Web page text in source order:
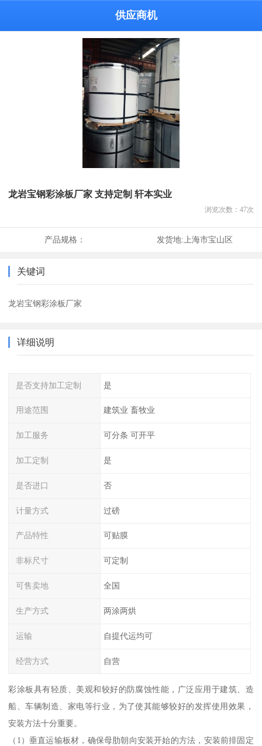
供应商机
龙岩宝钢彩涂板厂家 支持定制 轩本实业
浏览次数： 47次
产品规格： 发货地:上海市宝山区
关键词
龙岩宝钢彩涂板厂家
详细说明
是否支持加工定制 是
用途范围 建筑业 畜牧业
加工服务 可分条 可开平
加工定制 是
是否进口 否
计量方式 过磅
产品特性 可贴膜
非标尺寸 可定制
可售卖地 全国
生产方式 两涂两烘
运输 自提代运均可
经营方式 自营
彩涂板具有轻质、美观和较好的防腐蚀性能，广泛应用于建筑、造
船、车辆制造、家电等行业，为了使其能够较好的发挥使用效果，
安装方法十分重要。
（1）垂直运输板材，确保母肋朝向安装开始的方法，安装前排固定